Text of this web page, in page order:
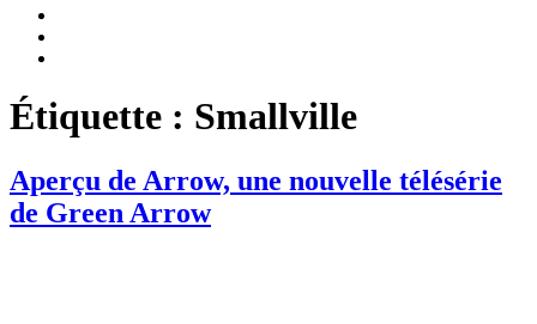
Étiquette : Smallville
Aperçu de Arrow, une nouvelle télésérie
de Green Arrow